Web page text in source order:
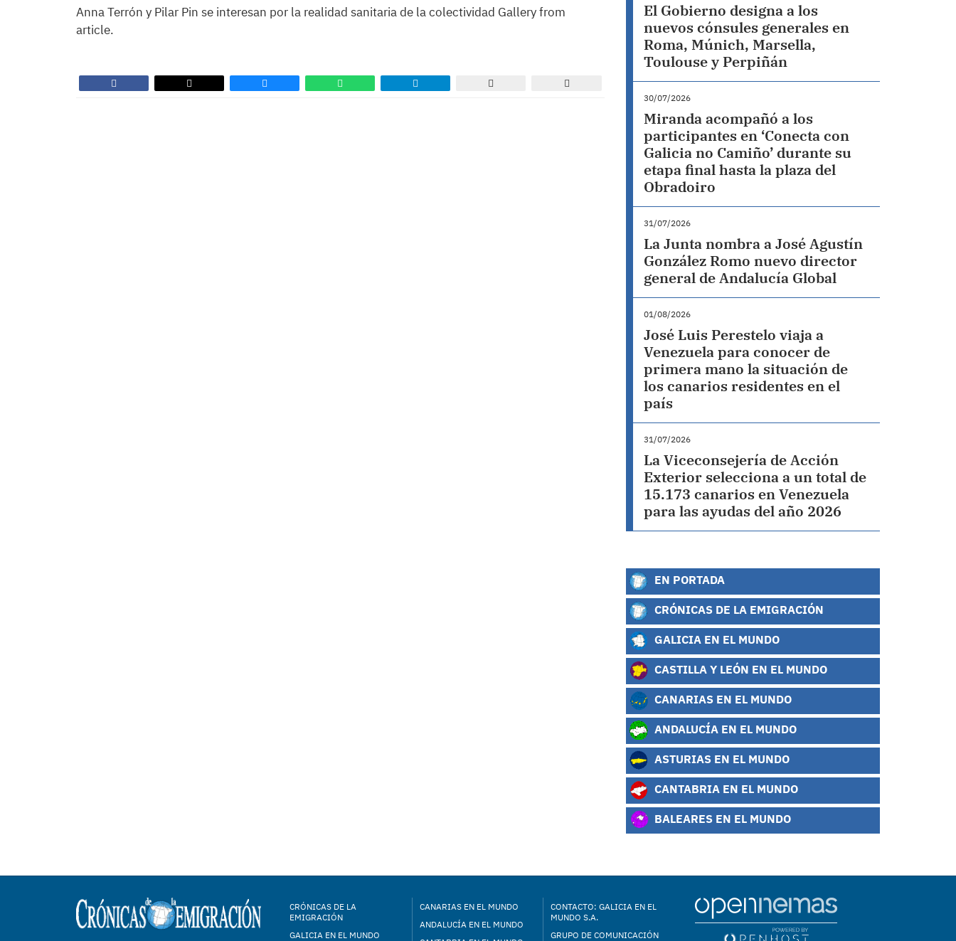
Anna Terrón y Pilar Pin se interesan por la realidad sanitaria de la colectividad Gallery from
article.
El Gobierno designa a los
nuevos cónsules generales en
Roma, Múnich, Marsella,
Toulouse y Perpiñán
30/07/2026
Miranda acompañó a los
participantes en ‘Conecta con
Galicia no Camiño’ durante su
etapa final hasta la plaza del
Obradoiro
31/07/2026
La Junta nombra a José Agustín
González Romo nuevo director
general de Andalucía Global
01/08/2026
José Luis Perestelo viaja a
Venezuela para conocer de
primera mano la situación de
los canarios residentes en el
país
31/07/2026
La Viceconsejería de Acción
Exterior selecciona a un total de
15.173 canarios en Venezuela
para las ayudas del año 2026
EN PORTADA
CRÓNICAS DE LA EMIGRACIÓN
GALICIA EN EL MUNDO
CASTILLA Y LEÓN EN EL MUNDO
CANARIAS EN EL MUNDO
ANDALUCÍA EN EL MUNDO
ASTURIAS EN EL MUNDO
CANTABRIA EN EL MUNDO
BALEARES EN EL MUNDO
CRÓNICAS DE LA
EMIGRACIÓN
GALICIA EN EL MUNDO
CANARIAS EN EL MUNDO
ANDALUCÍA EN EL MUNDO
CONTACTO: GALICIA EN EL
MUNDO S.A.
GRUPO DE COMUNICACIÓN